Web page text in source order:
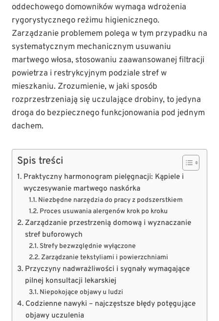
oddechowego domowników wymaga wdrożenia
rygorystycznego reżimu higienicznego.
Zarządzanie problemem polega w tym przypadku na
systematycznym mechanicznym usuwaniu
martwego włosa, stosowaniu zaawansowanej filtracji
powietrza i restrykcyjnym podziale stref w
mieszkaniu. Zrozumienie, w jaki sposób
rozprzestrzeniają się uczulające drobiny, to jedyna
droga do bezpiecznego funkcjonowania pod jednym
dachem.
Spis treści
Praktyczny harmonogram pielęgnacji: Kąpiele i
wyczesywanie martwego naskórka
Niezbędne narzędzia do pracy z podszerstkiem
Proces usuwania alergenów krok po kroku
Zarządzanie przestrzenią domową i wyznaczanie
stref buforowych
Strefy bezwzględnie wyłączone
Zarządzanie tekstyliami i powierzchniami
Przyczyny nadwrażliwości i sygnały wymagające
pilnej konsultacji lekarskiej
Niepokojące objawy u ludzi
Codzienne nawyki – najczęstsze błędy potęgujące
objawy uczulenia